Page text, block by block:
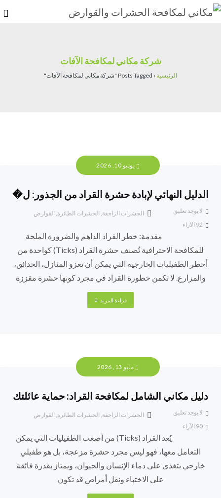
شركة مكاني لمكافحة الآفات
الرئيسية › Posts Tagged "شركة مكاني لمكافحة الآفات"
يونيو 10, 2026
الدليل النهائي لإبادة حشرة القراد من الجذور: ل�
الحشرات الزاحفة, الحشرات الطائرة, القوارض
لا يوجد تعليق
الآراء
مقدمة: خطر القراد الداهم والضرورة الملحة
للمكافحة الاحترافية تُصنف حشرة القراد (Ticks) كواحدة من
أخطر الطفيليات الخارجية التي يمكن أن تغزو المنازل، الحدائق،
والمزارع. لا تكمن خطورة القراد في مجرد كونها حشرة مقززة
قراءة المزيد
مايو 13, 2026
دليل مكاني الشامل لمكافحة القراد: حماية عائلتك
الحشرات الزاحفة, الحشرات الطائرة, القوارض
لا يوجد تعليق
الآراء
يُعد القراد (Ticks) من أصعب الطفيليات التي يمكن
التعامل معها، فهو ليس مجرد حشرة مزعجة، بل هو طفيلي
خارجي يتغذى على دماء الإنسان والحيوان، ويمتاز بقدرة فائقة
على الاختباء ونقل أمراض قد تكون